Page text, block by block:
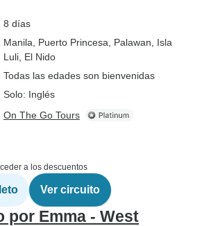
8 días
Manila , Puerto Princesa , Palawan , Isla
Luli , El Nido
Todas las edades son bienvenidas
Solo: Inglés
On The Go Tours
a los descuentos
Ver circuito
por Emma - West